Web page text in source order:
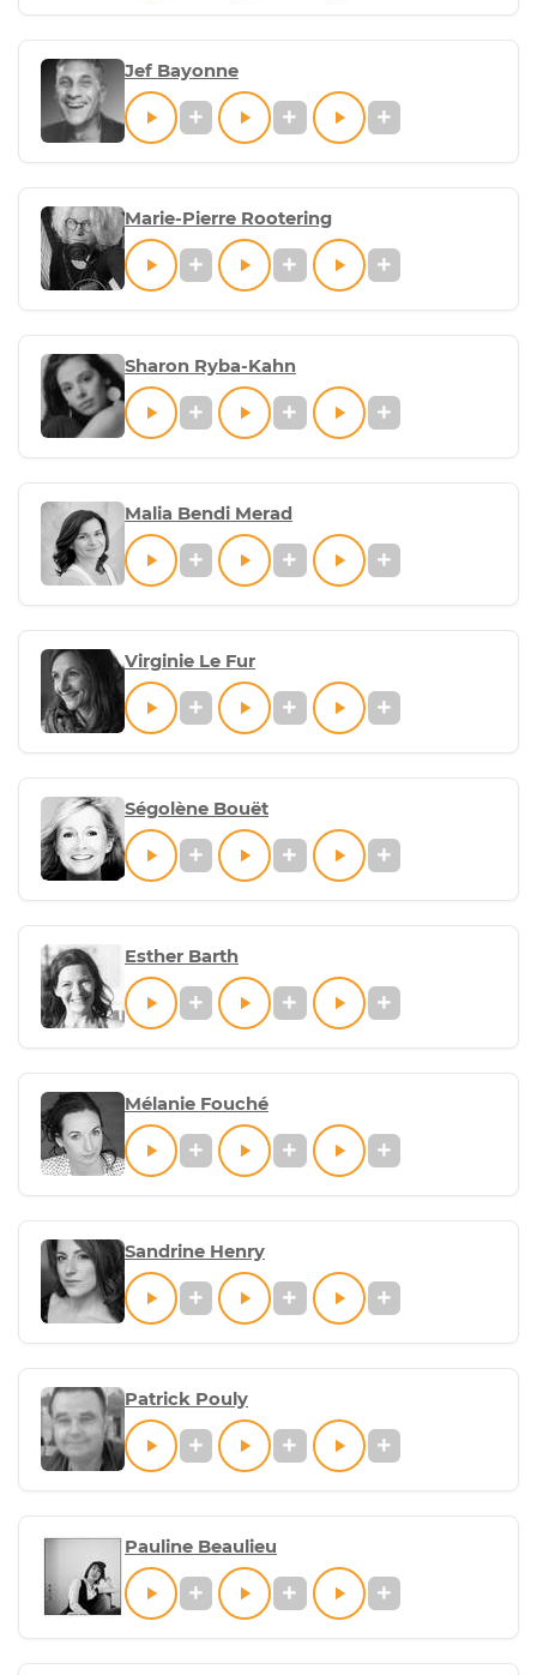
Jef Bayonne
Marie-Pierre Rootering
Sharon Ryba-Kahn
Malia Bendi Merad
Virginie Le Fur
Ségolène Bouët
Esther Barth
Mélanie Fouché
Sandrine Henry
Patrick Pouly
Pauline Beaulieu